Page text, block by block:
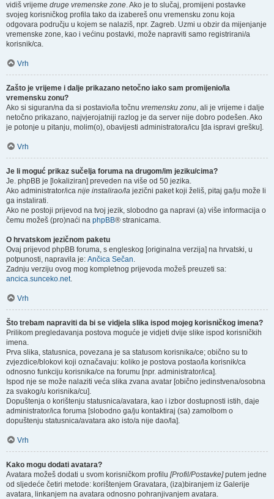
vidiš vrijeme druge vremenske zone. Ako je to slučaj, promijeni postavke
svojeg korisničkog profila tako da izabereš onu vremensku zonu koja
odgovara području u kojem se nalaziš, npr. Zagreb. Uzmi u obzir da mijenjanje
vremenske zone, kao i većinu postavki, može napraviti samo registrirani/a
korisnik/ca.
Vrh
Zašto je vrijeme i dalje prikazano netočno iako sam promijenio/la
vremensku zonu?
Ako si siguran/na da si postavio/la točnu vremensku zonu, ali je vrijeme i dalje
netočno prikazano, najvjerojatniji razlog je da server nije dobro podešen. Ako
je potonje u pitanju, molim(o), obavijesti administratora/icu [da ispravi grešku].
Vrh
Je li moguć prikaz sučelja foruma na drugom/im jeziku/cima?
Je. phpBB je [lokaliziran] preveden na više od 50 jezika.
Ako administrator/ica nije instalirao/la jezični paket koji želiš, pitaj ga/ju može li
ga instalirati.
Ako ne postoji prijevod na tvoj jezik, slobodno ga napravi (a) više informacija o
čemu možeš (pro)naći na phpBB® stranicama.
O hrvatskom jezičnom paketu
Ovaj prijevod phpBB foruma, s engleskog [originalna verzija] na hrvatski, u
potpunosti, napravila je: Ančica Sečan.
Zadnju verziju ovog mog kompletnog prijevoda možeš preuzeti sa:
ancica.sunceko.net.
Vrh
Što trebam napraviti da bi se vidjela slika ispod mojeg korisničkog imena?
Prilikom pregledavanja postova moguće je vidjeti dvije slike ispod korisničkih
imena.
Prva slika, statusnica, povezana je sa statusom korisnika/ce; obično su to
zvjezdice/blokovi koji označavaju: koliko je postova postao/la korisnik/ca
odnosno funkciju korisnika/ce na forumu [npr. administrator/ica].
Ispod nje se može nalaziti veća slika zvana avatar [obično jedinstvena/osobna
za svakog/u korisnika/cu].
Dopuštenja o korištenju statusnica/avatara, kao i izbor dostupnosti istih, daje
administrator/ica foruma [slobodno ga/ju kontaktiraj (sa) zamolbom o
dopuštenju statusnica/avatara ako isto/a nije dao/la].
Vrh
Kako mogu dodati avatara?
Avatara možeš dodati u svom korisničkom profilu [Profil/Postavke]putem jedne
od sljedeće četiri metode: korištenjem Gravatara, (iza)biranjem iz Galerije
avatara, linkanjem na avatara odnosno pohranjivanjem avatara.